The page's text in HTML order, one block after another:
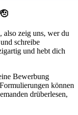
also zeig uns, wer du
schreibe
und hebt dich
Bewerbung
können
drüberlesen,